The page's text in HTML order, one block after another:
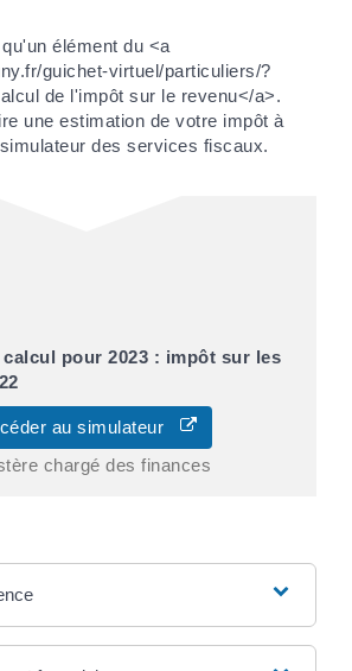
élément du <a
guichet-virtuel/particuliers/?
de l'impôt sur le revenu</a>.
une estimation de votre impôt à
des services fiscaux.
pour 2023 : impôt sur les
au simulateur
chargé des finances